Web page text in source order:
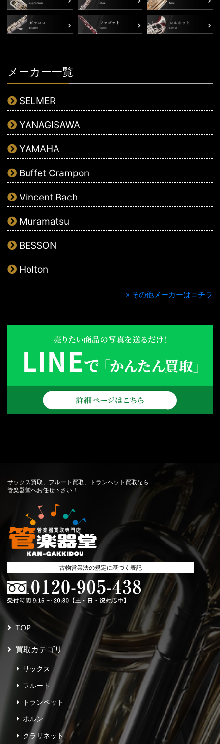
メーカー一覧
SELMER
YANAGISAWA
YAMAHA
Buffet Crampon
Vincent Bach
Muramatsu
BESSON
Holton
» その他メーカーはコチラ
サックス買取、フルート買取、トランペット買取なら
管楽器堂へお任せ下さい！
古物営業法の規定に基づく表記
TOP
買取カテゴリ
サックス
フルート
トランペット
ホルン
クラリネット